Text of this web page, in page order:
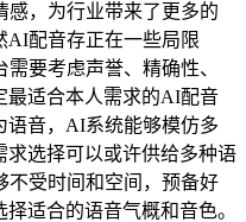
感，为行业带来了更多的
AI配音存正在一些局限
要考虑声誉、精确性、
最适合本人需求的AI配音
语音，AI系统能够模仿多
选择可以或许供给多种语
不受时间和空间，预备好
适合的语音气概和音色。